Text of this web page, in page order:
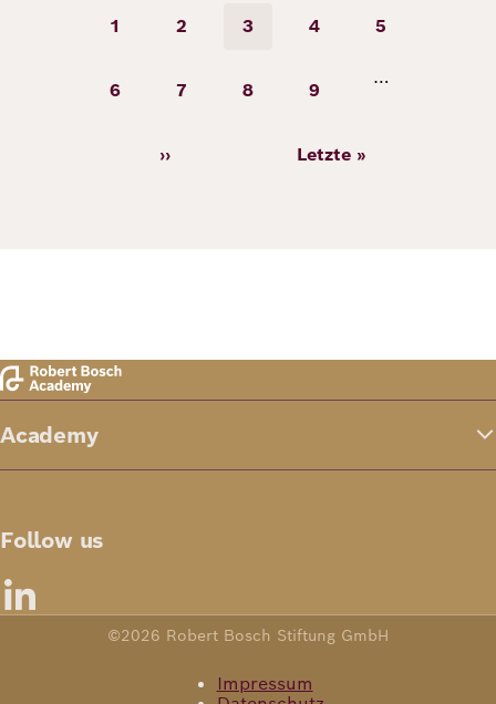
Seite
1 Seite
2 Seite
3 Seite
4 Seite
5
Seite
6 Seite
7 Seite
8 Seite
9
…
Nächste
››
Letzte
Letzte »
Academy
Follow us
©2026 Robert Bosch Stiftung GmbH
Impressum